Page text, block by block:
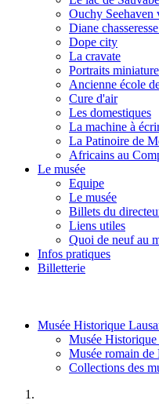
Ouchy Seehaven
Diane
Dope city
La cravate
Portraits miniature
Ancienne école
Cure d'air
Les domestiques
La machine à
La Patinoire de
Africains au
Le musée
Equipe
Le musée
Billets du
Liens utiles
Quoi de neuf au
Infos pratiques
Billetterie
Musée Historique
Musée Historique
Musée romain
Collections des